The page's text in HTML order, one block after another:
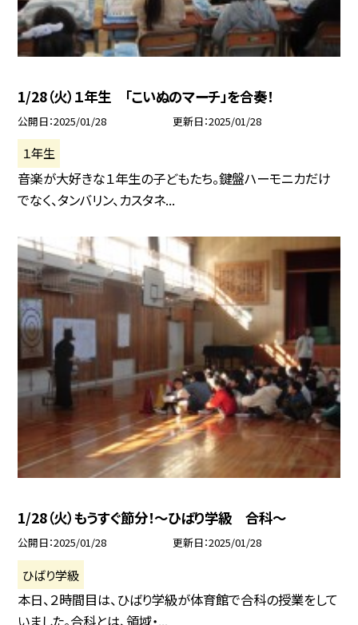
1/28（火）１年生 「こいぬのマーチ」を合奏！
公開日 2025/01/28 更新日 2025/01/28
１年生
音楽が大好きな１年生の子どもたち。鍵盤ハーモニカだけ
でなく、タンバリン、カスタネ...
1/28（火）もうすぐ節分！〜ひばり学級 合科〜
公開日 2025/01/28 更新日 2025/01/28
ひばり学級
本日、２時間目は、ひばり学級が体育館で合科の授業をして